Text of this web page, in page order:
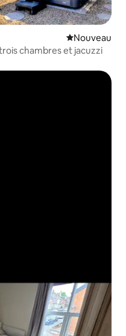
Nouvel
Nouveau
chambres et jacuzzi